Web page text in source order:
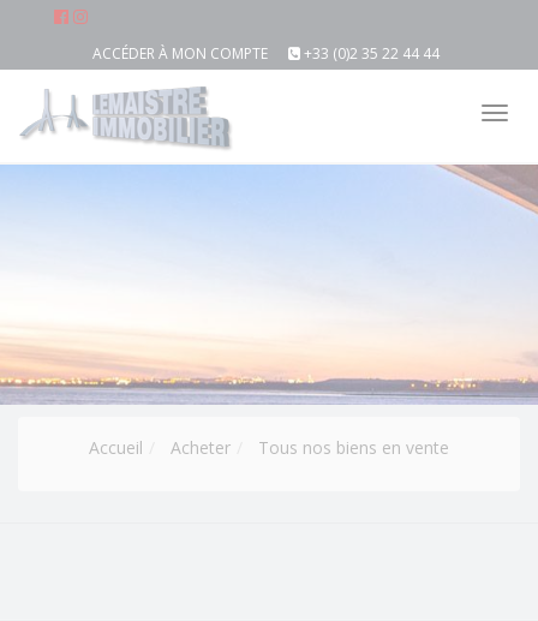
ACCÉDER À MON COMPTE +33 (0)2 35 22 44 44
Accueil Acheter Tous nos biens en vente